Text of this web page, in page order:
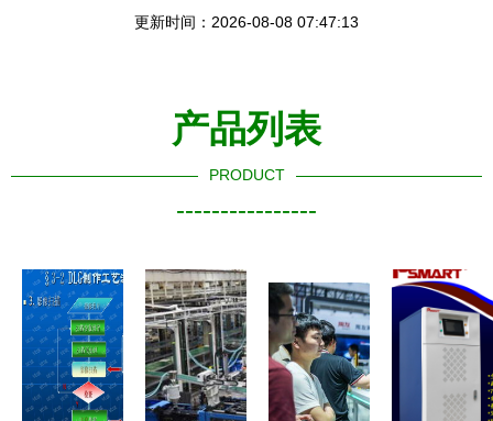
更新时间：2026-08-08 07:47:13
产品列表
PRODUCT
----------------